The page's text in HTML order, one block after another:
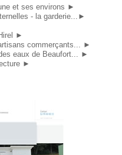
et ses environs ►
- la garderie...►
►
commerçants... ►
eaux de Beaufort... ►
►